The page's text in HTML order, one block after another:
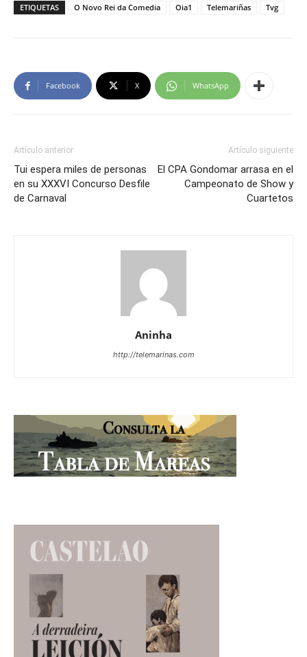
ETIQUETAS O Novo Rei da Comedia Oia1 Telemariñas Tvg
Facebook X WhatsApp
Artículo anterior
Tui espera miles de personas
en su XXXVI Concurso Desfile
de Carnaval
Artículo siguiente
El CPA Gondomar arrasa en el
Campeonato de Show y
Cuartetos
Aninha
http://telemarinas.com